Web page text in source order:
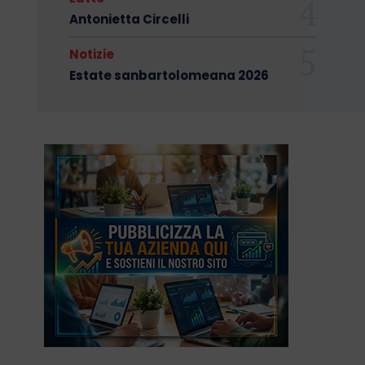
Antonietta Circelli
Notizie
Estate sanbartolomeana 2026